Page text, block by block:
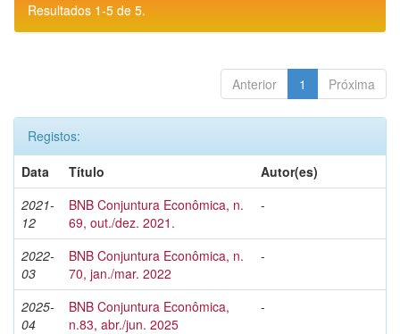
Resultados 1-5 de 5.
Anterior 1 Próxima
Registos:
Data
Título
Autor(es)
2021-
12
BNB Conjuntura Econômica, n.
69, out./dez. 2021.
-
2022-
03
BNB Conjuntura Econômica, n.
70, jan./mar. 2022
-
2025-
04
BNB Conjuntura Econômica,
n.83, abr./jun. 2025
-